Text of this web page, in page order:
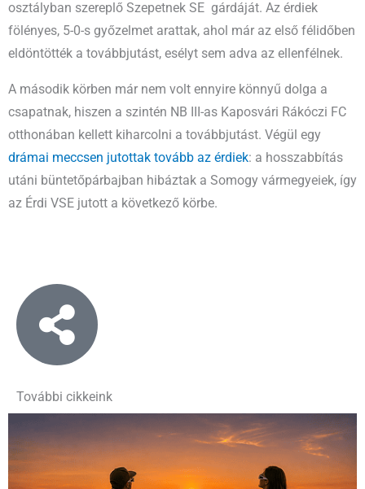
osztályban szereplő Szepetnek SE gárdáját. Az érdiek
fölényes, 5-0-s győzelmet arattak, ahol már az első félidőben
eldöntötték a továbbjutást, esélyt sem adva az ellenfélnek.
A második körben már nem volt ennyire könnyű dolga a
csapatnak, hiszen a szintén NB III-as Kaposvári Rákóczi FC
otthonában kellett kiharcolni a továbbjutást. Végül egy
drámai meccsen jutottak tovább az érdiek: a hosszabbítás
utáni büntetőpárbajban hibáztak a Somogy vármegyeiek, így
az Érdi VSE jutott a következő körbe.
További cikkeink